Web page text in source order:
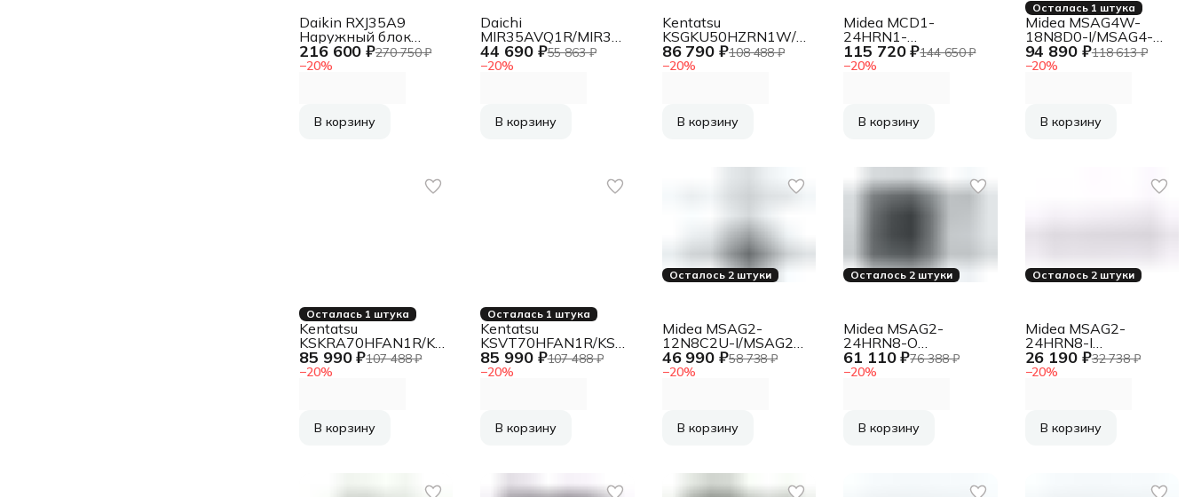
216 600 ₽270 750 ₽
−20%
Daikin RXJ35A9
Наружный блок
кондиционера
В корзину
44 690 ₽55 863 ₽
−20%
Daichi
MIR35AVQ1R/MIR35FV1R
Бытовой
кондиционер
В корзину
86 790 ₽108 488 ₽
−20%
Kentatsu
KSGKU50HZRN1W/KSRKU50HZRN1
Бытовой
кондиционер
В корзину
115 720 ₽144 650 ₽
−20%
Midea MCD1-
24HRN1-
Q/MOX430U-24HN1-
Q/-40/T-MBQ4-04A1
доработкой
В корзину
Осталась 1 штука
94 890 ₽118 613 ₽
−20%
Midea MSAG4W-
18N8D0-I/MSAG4-
18N8D0-O Бытовой
кондиционер
В корзину
Осталась 1 штука
85 990 ₽107 488 ₽
−20%
Kentatsu
KSKRA70HFAN1R/KSUTB70HFAN1L
Канальный
кондиционер
В корзину
Осталась 1 штука
85 990 ₽107 488 ₽
−20%
Kentatsu
KSVT70HFAN1R/KSUTB70HFAN1L/KPU95-
DR Кассетный
кондиционер
В корзину
Осталось 2 штуки
46 990 ₽58 738 ₽
−20%
Midea MSAG2-
12N8C2U-I/MSAG2-
12N8C2U-O
Бытовой
В корзину
Осталось 2 штуки
61 110 ₽76 388 ₽
−20%
Midea MSAG2-
24HRN8-O
Наружный блок
кондиционера
В корзину
Осталось 2 штуки
26 190 ₽32 738 ₽
−20%
Midea MSAG2-
24HRN8-I
Внутренний блок
кондиционера
В корзину